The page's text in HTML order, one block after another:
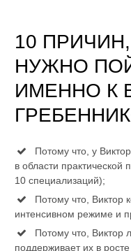
10
НУЖНО
ИМЕННО К
Потому что, у
в области практической
10 специализаций);
Потому что, Виктор
интенсивном режиме и
Потому что, Виктор
поддерживает их в